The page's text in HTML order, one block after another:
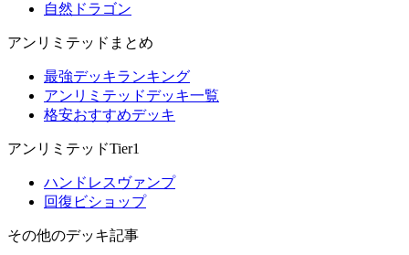
自然ドラゴン
アンリミテッドまとめ
最強デッキランキング
アンリミテッドデッキ一覧
格安おすすめデッキ
アンリミテッドTier1
ハンドレスヴァンプ
回復ビショップ
その他のデッキ記事